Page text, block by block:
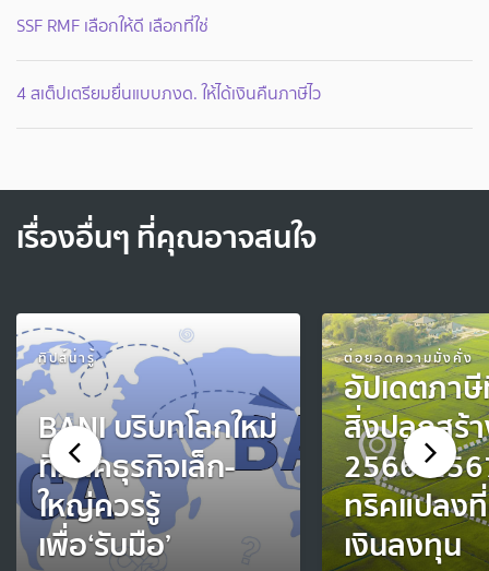
SSF RMF เลือกให้ดี เลือกที่ใช่
4 สเต็ปเตรียมยื่นแบบภงด. ให้ได้เงินคืนภาษีไว
เรื่องอื่นๆ ที่คุณอาจสนใจ
ทิปส์น่ารู้
BANI บริบทโลกใหม่
ที่ภาคธุรกิจเล็ก-
ใหญ่ควรรู้
เพื่อ‘รับมือ’
ต่อยอดความมั่งคั่ง
อัปเดตภา
สิ่งปลูกสร้
2566-
ทริคแปลง
เงินลงทุน